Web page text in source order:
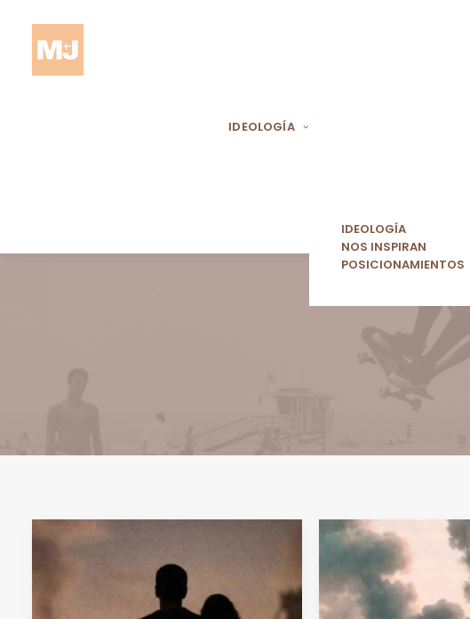
IDEOLOGÍA
IDEOLOGÍA
NOS INSPIRAN
POSICIONAMIENTOS